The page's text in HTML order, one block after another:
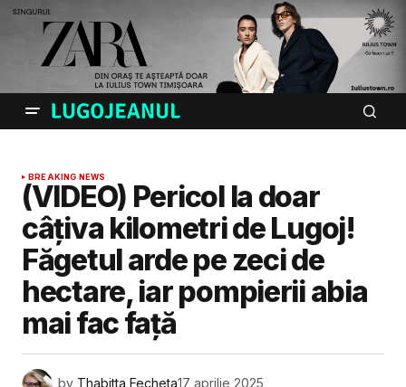
BREAKING NEWS
(VIDEO) Pericol la doar
câțiva kilometri de Lugoj!
Făgetul arde pe zeci de
hectare, iar pompierii abia
mai fac față
by Thabitta Fecheta17 aprilie 2025